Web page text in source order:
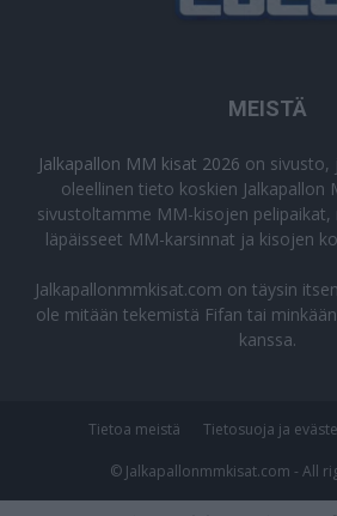
MEISTÄ
Jalkapallon MM kisat 2026 on sivusto,
oleellinen tieto koskien Jalkapallon
sivustoltamme MM-kisojen
läpäisseet MM-karsinnat ja kisojen
Jalkapallonmmkisat.com on täysin
ole mitään tekemistä Fifan tai
kanssa.
Tietoa meistä Tietosuoja ja
© Jalkapallonmmkisat.com - All